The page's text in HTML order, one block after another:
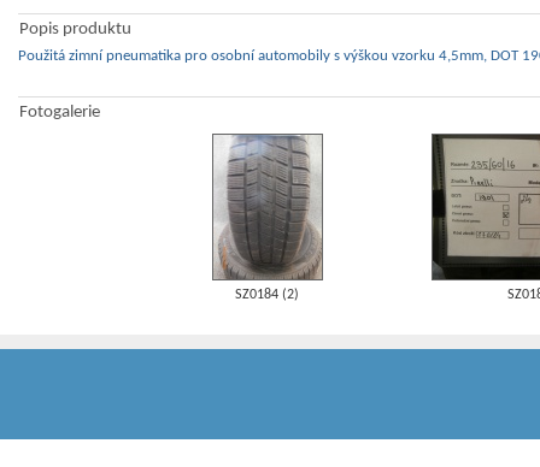
Popis produktu
Použitá zimní pneumatika pro osobní automobily s výškou vzorku 4,5mm, DOT
Fotogalerie
SZ0184 (2)